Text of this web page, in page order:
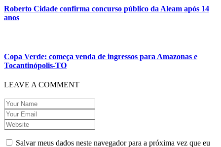
Roberto Cidade confirma concurso público da Aleam após 14
anos
Copa Verde: começa venda de ingressos para Amazonas e
Tocantinópolis-TO
LEAVE A COMMENT
Salvar meus dados neste navegador para a próxima vez que eu